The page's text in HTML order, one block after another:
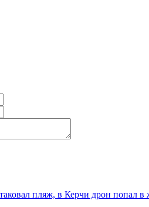
пляж, в Керчи дрон попал в